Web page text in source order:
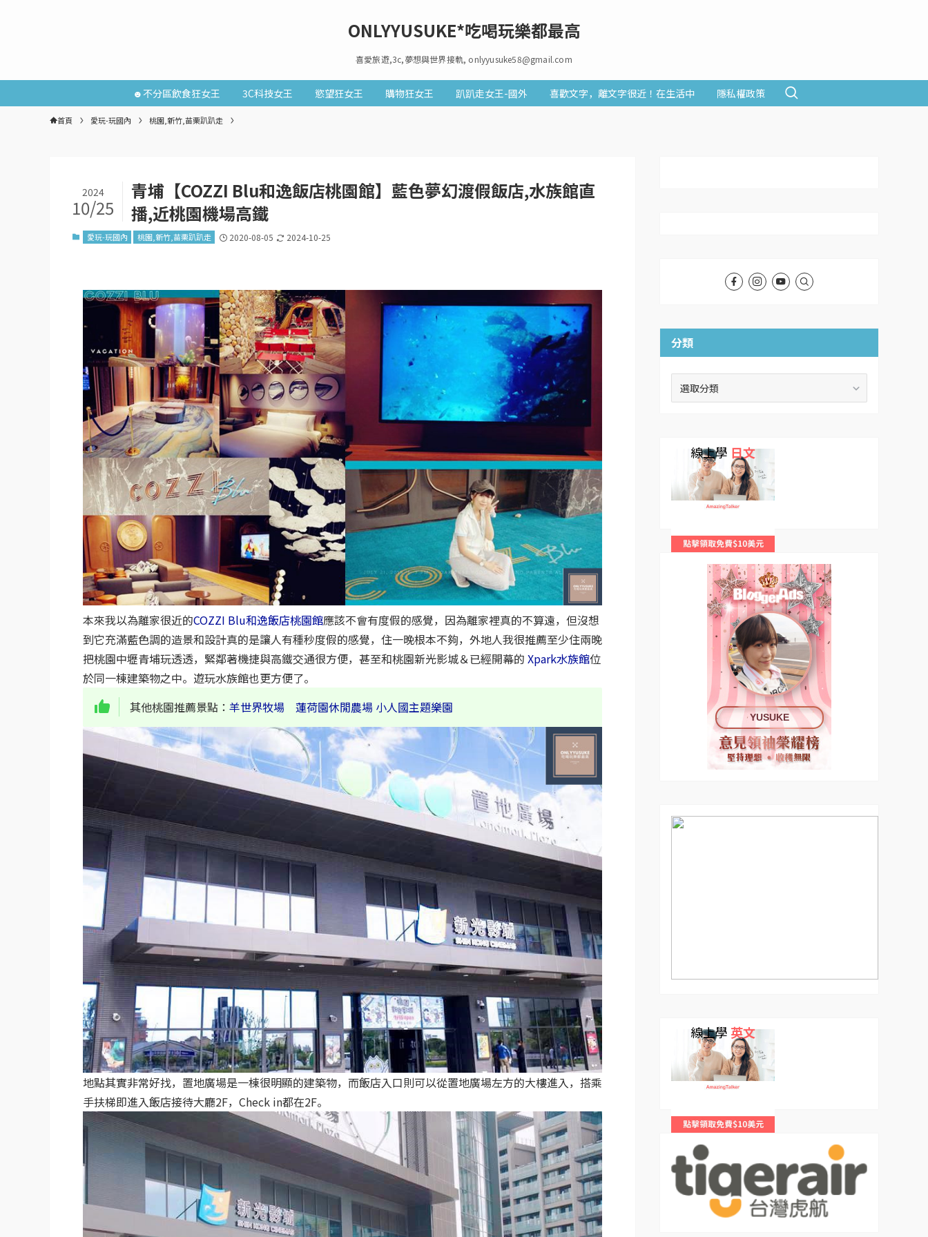
ONLYYUSUKE*吃喝玩樂都最高
喜愛旅遊,3c,夢想與世界接軌, onlyyusuke58@gmail.com
☻不分區飲食狂女王 3C科技女王 慾望狂女王 購物狂女王 趴趴走女王-國外 喜歡文字，離文字很近！在生活中 隱私權政策
首頁 愛玩-玩國內 桃園,新竹,苗栗趴趴走
青埔【COZZI Blu和逸飯店桃園館】藍色夢幻渡假飯店,水族館直
播,近桃園機場高鐵
2024
10/25
愛玩-玩國內 桃園,新竹,苗栗趴趴走 2020-08-05 2024-10-25
本來我以為離家很近的COZZI Blu和逸飯店桃園館應該不會有度假的感覺，因為離家裡真的不算遠，但沒想
到它充滿藍色調的造景和設計真的是讓人有種秒度假的感覺，住一晚根本不夠，外地人我很推薦至少住兩晚
把桃園中壢青埔玩透透，緊鄰著機捷與高鐵交通很方便，甚至和桃園新光影城＆已經開幕的 Xpark水族館位
於同一棟建築物之中。遊玩水族館也更方便了。
其他桃園推薦景點： 羊世界牧場 蓮荷園休閒農場 小人國主題樂園
地點其實非常好找，置地廣場是一棟很明顯的建築物，而飯店入口則可以從置地廣場左方的大樓進入，搭乘
手扶梯即進入飯店接待大廳2F，Check in都在2F。
分類
線上學 日文
YUSUKE
線上學 英文